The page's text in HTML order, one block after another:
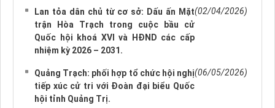
Lan tỏa dân chủ từ cơ sở: Dấu ấn Mặt
trận Hòa Trạch trong cuộc bầu cử
Quốc hội khoá XVI và HĐND các cấp
nhiệm kỳ 2026 – 2031.
(02/04/2026)
Quảng Trạch: phối hợp tổ chức hội nghị
tiếp xúc cử tri với Đoàn đại biểu Quốc
hội tỉnh Quảng Trị.
(06/05/2026)